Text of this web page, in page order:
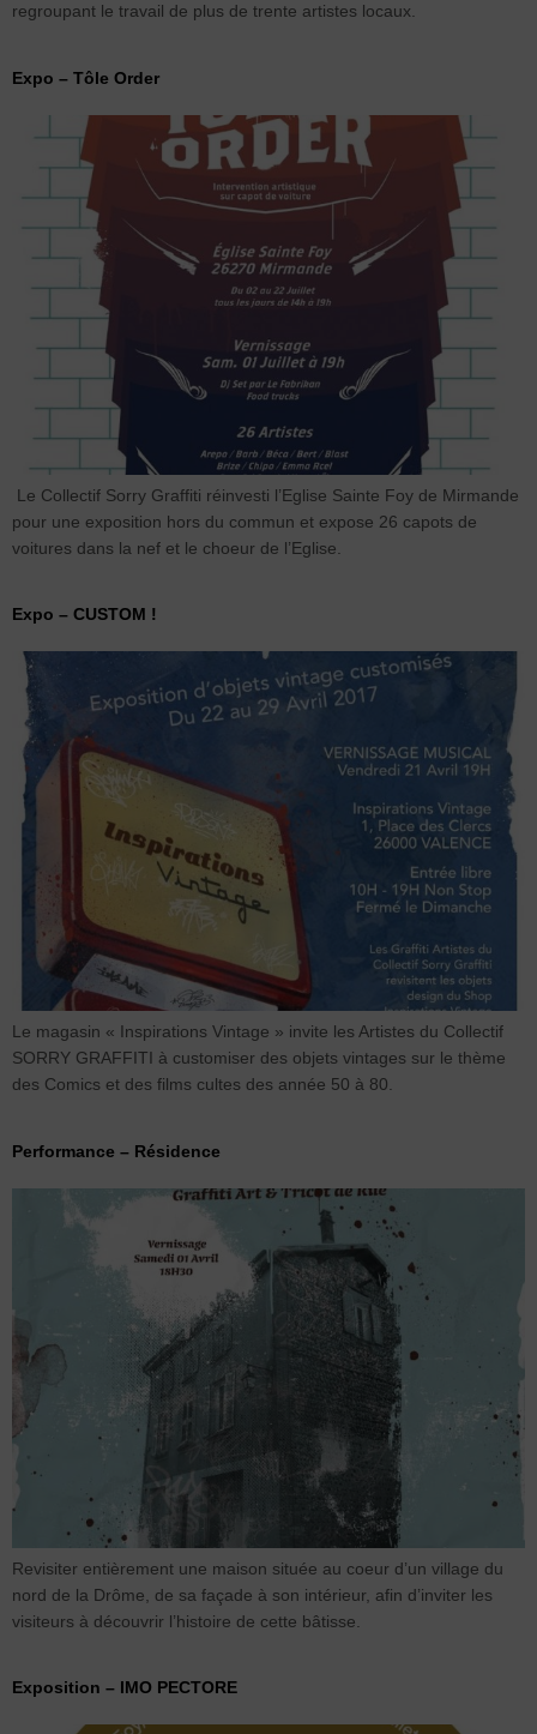
regroupant le travail de plus de trente artistes locaux.
Expo – Tôle Order
Le Collectif Sorry Graffiti réinvesti l’Eglise Sainte Foy de Mirmande
pour une exposition hors du commun et expose 26 capots de
voitures dans la nef et le choeur de l’Eglise.
Expo – CUSTOM !
Le magasin « Inspirations Vintage » invite les Artistes du Collectif
SORRY GRAFFITI à customiser des objets vintages sur le thème
des Comics et des films cultes des année 50 à 80.
Performance – Résidence
Revisiter entièrement une maison située au coeur d’un village du
nord de la Drôme, de sa façade à son intérieur, afin d’inviter les
visiteurs à découvrir l’histoire de cette bâtisse.
Exposition – IMO PECTORE